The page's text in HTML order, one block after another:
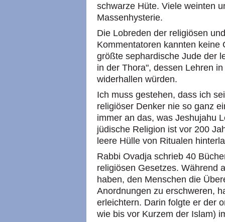
schwarze Hüte. Viele weinten
Massenhysterie.
Die Lobreden der religiösen
Kommentatoren kannten keine
größte sephardische Jude der
in der Thora", dessen Lehren
widerhallen würden.
Ich muss gestehen, dass ich
religiöser Denker nie so ganz
immer an das, was Jeshujahu
jüdische Religion ist vor 200
leere Hülle von Ritualen
Rabbi Ovadja schrieb 40
religiösen Gesetzes. Während
haben, den Menschen die
Anordnungen zu erschweren,
erleichtern. Darin folgte er der
wie bis vor Kurzem der Islam)